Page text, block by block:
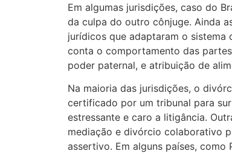
Em algumas jurisdições, caso do
da culpa do outro cônjuge. Ainda
jurídicos que adaptaram o sistema
conta o comportamento das
poder paternal, e atribuição de
Na maioria das jurisdições, o
certificado por um tribunal para
estressante e caro a litigância.
mediação e divórcio colaborativo
assertivo. Em alguns países,